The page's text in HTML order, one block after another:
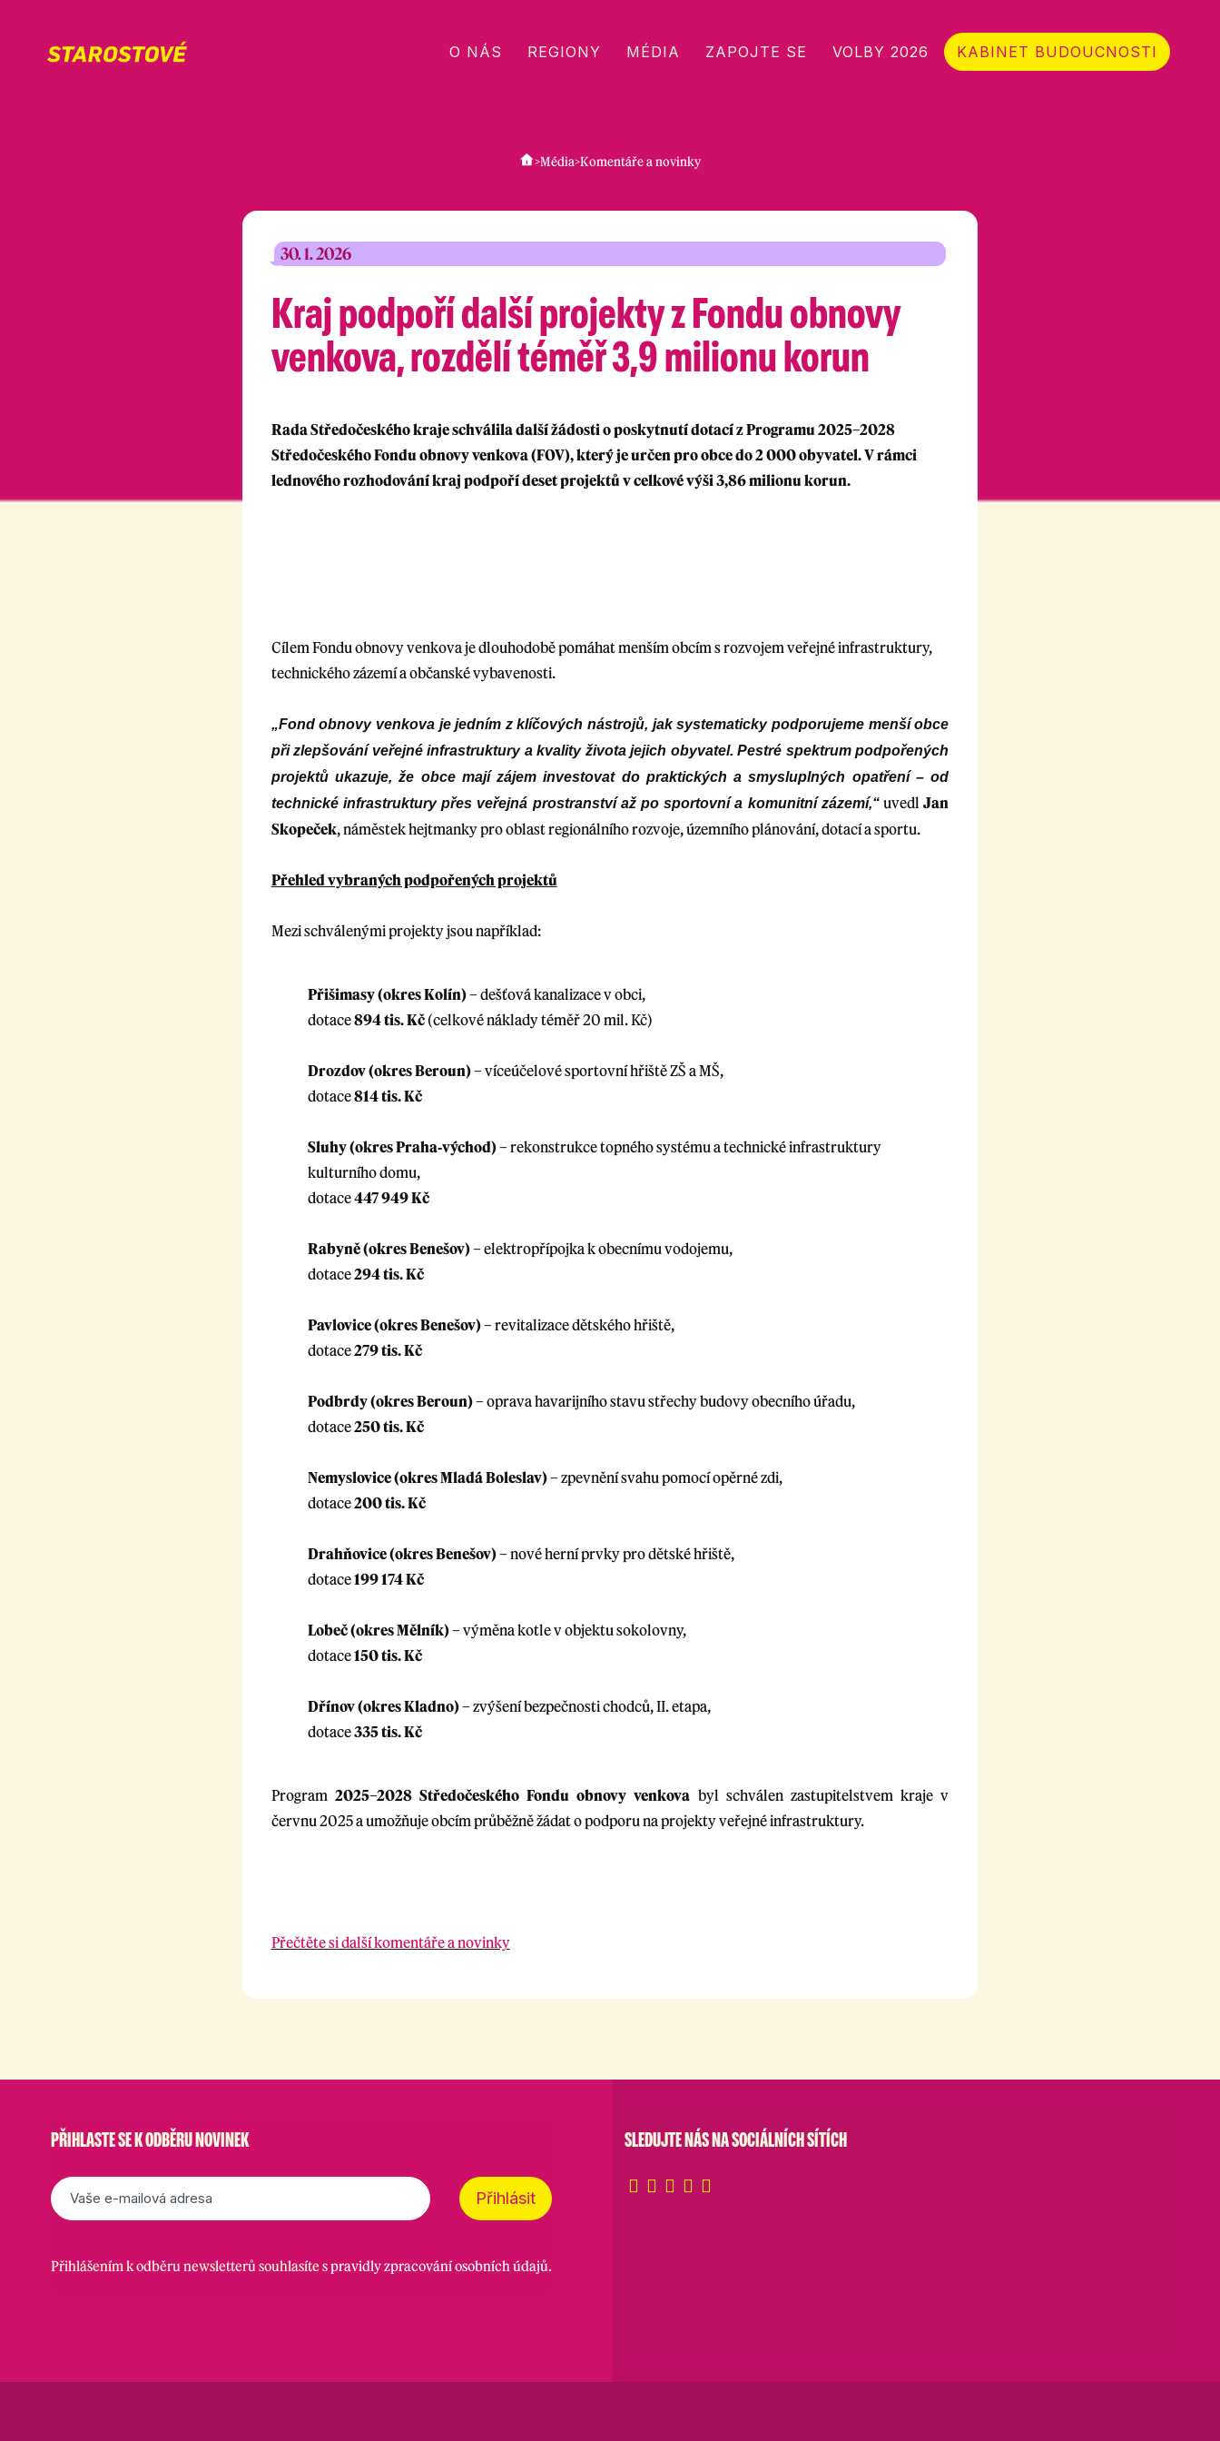
O NÁS REGIONY MÉDIA ZAPOJTE SE VOLBY 2026 KABINET BUDOUCNOSTI
>Média>Komentáře a novinky
30. 1. 2026
Kraj podpoří další projekty z Fondu obnovy
venkova, rozdělí téměř 3,9 milionu korun
Rada Středočeského kraje schválila další žádosti o poskytnutí dotací z Programu 2025–2028
Středočeského Fondu obnovy venkova (FOV), který je určen pro obce do 2 000 obyvatel. V rámci
lednového rozhodování kraj podpoří deset projektů v celkové výši 3,86 milionu korun.
Cílem Fondu obnovy venkova je dlouhodobě pomáhat menším obcím s rozvojem veřejné infrastruktury,
technického zázemí a občanské vybavenosti.
„Fond obnovy venkova je jedním z klíčových nástrojů, jak systematicky podporujeme menší obce
při zlepšování veřejné infrastruktury a kvality života jejich obyvatel. Pestré spektrum podpořených
projektů ukazuje, že obce mají zájem investovat do praktických a smysluplných opatření – od
technické infrastruktury přes veřejná prostranství až po sportovní a komunitní zázemí,“ uvedlJan
Skopeček, náměstek hejtmanky pro oblast regionálního rozvoje, územního plánování, dotací a sportu.
Přehled vybraných podpořených projektů
Mezi schválenými projekty jsou například:
Přišimasy (okres Kolín)– dešťová kanalizace v obci,
dotace894 tis. Kč(celkové náklady téměř 20 mil. Kč)
Drozdov (okres Beroun)– víceúčelové sportovní hřiště ZŠ a MŠ,
dotace814 tis. Kč
Sluhy (okres Praha‑východ)– rekonstrukce topného systému a technické infrastruktury
kulturního domu,
dotace447 949 Kč
Rabyně (okres Benešov)– elektropřípojka k obecnímu vodojemu,
dotace294 tis. Kč
Pavlovice (okres Benešov)– revitalizace dětského hřiště,
dotace279 tis. Kč
Podbrdy (okres Beroun)– oprava havarijního stavu střechy budovy obecního úřadu,
dotace250 tis. Kč
Nemyslovice (okres Mladá Boleslav)– zpevnění svahu pomocí opěrné zdi,
dotace200 tis. Kč
Drahňovice (okres Benešov)– nové herní prvky pro dětské hřiště,
dotace199 174 Kč
Lobeč (okres Mělník)– výměna kotle v objektu sokolovny,
dotace150 tis. Kč
Dřínov (okres Kladno)– zvýšení bezpečnosti chodců, II. etapa,
dotace335 tis. Kč
Program 2025–2028 Středočeského Fondu obnovy venkova byl schválen zastupitelstvem kraje v
červnu 2025 a umožňuje obcím průběžně žádat o podporu na projekty veřejné infrastruktury.
Přečtěte si další komentáře a novinky
PŘIHLASTE SE K ODBĚRU NOVINEK
E-
mail
Přihlásit
Přihlášením k odběru newsletterů souhlasíte spravidly zpracování osobních údajů.
SLEDUJTE NÁS NA SOCIÁLNÍCH SÍTÍCH